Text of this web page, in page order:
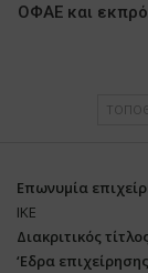
ΟΦΑΕ και
Επωνυμία
ΙΚΕ
Διακριτικός
‘Eδρα